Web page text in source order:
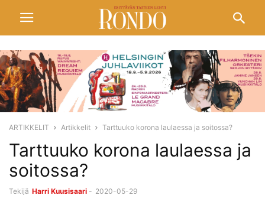
ARTIKKELIT Artikkelit Tarttuuko korona laulaessa ja soitossa?
Tarttuuko korona laulaessa ja
soitossa?
Tekijä Harri Kuusisaari - 2020-05-29